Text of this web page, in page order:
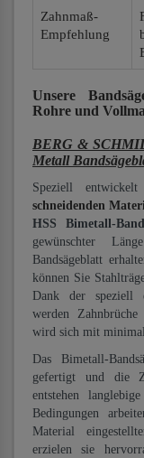
Zahnmaß-
Empfehlung
Unsere
Rohre und
BERG &
Metall
Speziell
schneidenden
HSS Bimetall-
gewünschter
Bandsägeblatt
können Sie
Dank der speziell
werden
wird sich mit
Das Bimetall-
gefertigt und die
entstehen
Bedingungen
Material
erzielen sie